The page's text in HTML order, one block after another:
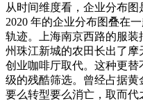
从时间维度看，企业分布图
2020 年的企业分布图叠在
轨迹。上海南京西路的服
州珠江新城的农田长出了
创业咖啡厅取代。这种更
级的残酷筛选。曾经占据黄
要么转型要么消亡，取而